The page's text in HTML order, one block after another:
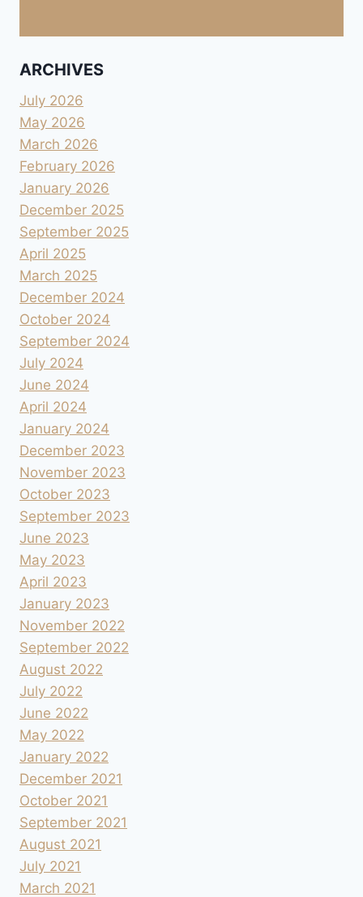
ARCHIVES
July 2026
May 2026
March 2026
February 2026
January 2026
December 2025
September 2025
April 2025
March 2025
December 2024
October 2024
September 2024
July 2024
June 2024
April 2024
January 2024
December 2023
November 2023
October 2023
September 2023
June 2023
May 2023
April 2023
January 2023
November 2022
September 2022
August 2022
July 2022
June 2022
May 2022
January 2022
December 2021
October 2021
September 2021
August 2021
July 2021
March 2021